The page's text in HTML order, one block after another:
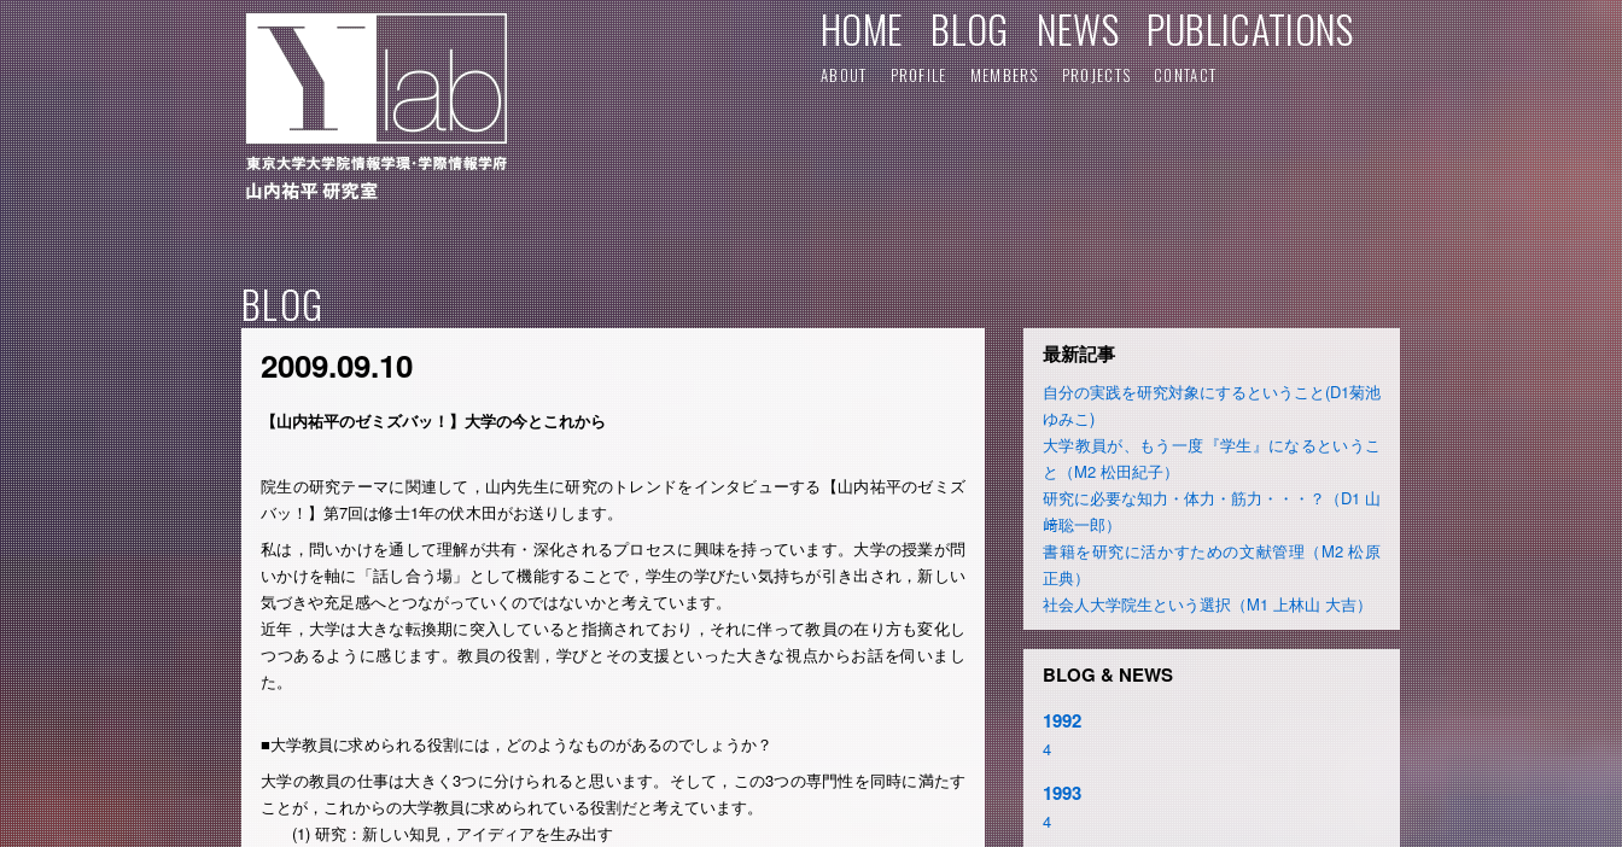
HOME BLOG NEWS PUBLICATIONS
ABOUT PROFILE MEMBERS PROJECTS CONTACT
BLOG
2009.09.10
【山内祐平のゼミズバッ！】大学の今とこれから
院生の研究テーマに関連して，山内先生に研究のトレンドをインタビューする【山内祐平のゼミズ
バッ！】第7回は修士1年の伏木田がお送りします。
私は，問いかけを通して理解が共有・深化されるプロセスに興味を持っています。大学の授業が問
いかけを軸に「話し合う場」として機能することで，学生の学びたい気持ちが引き出され，新しい
気づきや充足感へとつながっていくのではないかと考えています。
近年，大学は大きな転換期に突入していると指摘されており，それに伴って教員の在り方も変化し
つつあるように感じます。教員の役割，学びとその支援といった大きな視点からお話を伺いまし
た。
■大学教員に求められる役割には，どのようなものがあるのでしょうか？
大学の教員の仕事は大きく3つに分けられると思います。そして，この3つの専門性を同時に満たす
ことが，これからの大学教員に求められている役割だと考えています。
(1) 研究：新しい知見，アイディアを生み出す
最新記事
自分の実践を研究対象にするということ(D1菊池
ゆみこ)
大学教員が、もう一度『学生』になるというこ
と（M2 松田紀子）
研究に必要な知力・体力・筋力・・・？（D1 山
﨑聡一郎）
書籍を研究に活かすための文献管理（M2 松原
正典）
社会人大学院生という選択（M1 上林山 大吉）
BLOG & NEWS
1992
4
1993
4